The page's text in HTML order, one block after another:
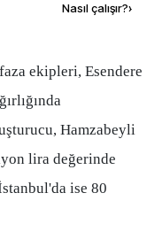
Nasıl çalışır?›
Hamzabeyli
lira değerinde
ise 80